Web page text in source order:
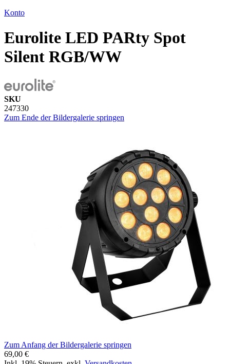
Konto
Eurolite LED PARty Spot
Silent RGB/WW
SKU
247330
Zum Ende der Bildergalerie springen
Zum Anfang der Bildergalerie springen
69,00 €